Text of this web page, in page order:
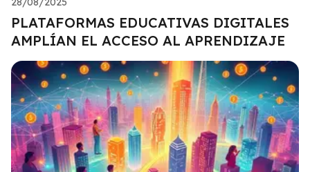
PLATAFORMAS EDUCATIVAS DIGITALES
AMPLÍAN EL ACCESO AL APRENDIZAJE